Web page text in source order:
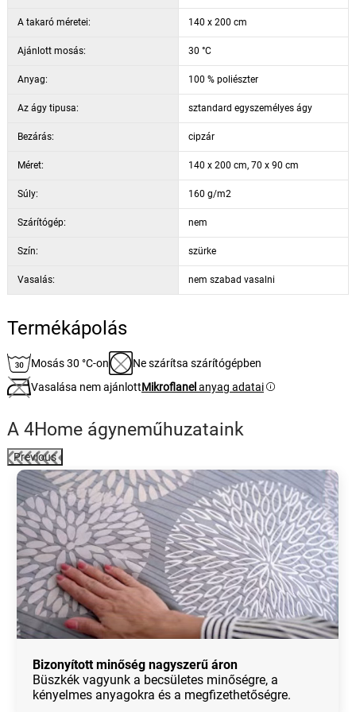
A takaró méretei: 140 x 200 cm
Ajánlott mosás: 30 °C
Anyag: 100 % poliészter
Az ágy tipusa: sztandard egyszemélyes ágy
Bezárás: cipzár
Méret: 140 x 200 cm, 70 x 90 cm
Súly: 160 g/m2
Szárítógép: nem
Szín: szürke
Vasalás: nem szabad vasalni
Termékápolás
Mosás 30 °C-on
Ne szárítsa szárítógépben
Vasalása nem ajánlottMikroflanelanyag adatai
A 4Home ágyneműhuzataink
Previous
Bizonyított minőség nagyszerű áron
Büszkék vagyunk a becsületes minőségre, a
kényelmes anyagokra és a megfizethetőségre.